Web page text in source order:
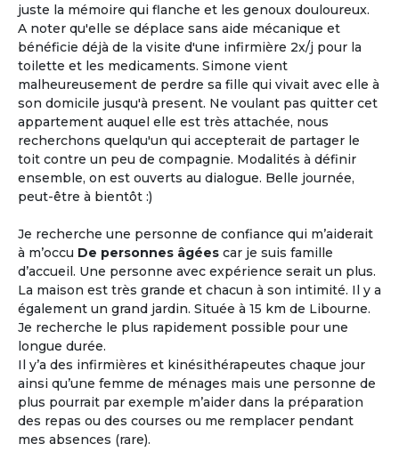
juste la mémoire qui flanche et les genoux douloureux.
A noter qu'elle se déplace sans aide mécanique et
bénéficie déjà de la visite d'une infirmière 2x/j pour la
toilette et les medicaments. Simone vient
malheureusement de perdre sa fille qui vivait avec elle à
son domicile jusqu'à present. Ne voulant pas quitter cet
appartement auquel elle est très attachée, nous
recherchons quelqu'un qui accepterait de partager le
toit contre un peu de compagnie. Modalités à définir
ensemble, on est ouverts au dialogue. Belle journée,
peut-être à bientôt :)
Je recherche une personne de confiance qui m’aiderait
à m’occu De personnes âgées car je suis famille
d’accueil. Une personne avec expérience serait un plus.
La maison est très grande et chacun à son intimité. Il y a
également un grand jardin. Située à 15 km de Libourne.
Je recherche le plus rapidement possible pour une
longue durée.
Il y’a des infirmières et kinésithérapeutes chaque jour
ainsi qu’une femme de ménages mais une personne de
plus pourrait par exemple m’aider dans la préparation
des repas ou des courses ou me remplacer pendant
mes absences (rare).